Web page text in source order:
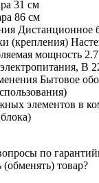
31 см
86 см
Дистанционное
(крепления)
мощность
В
Бытовое
элементов в
по
товар?